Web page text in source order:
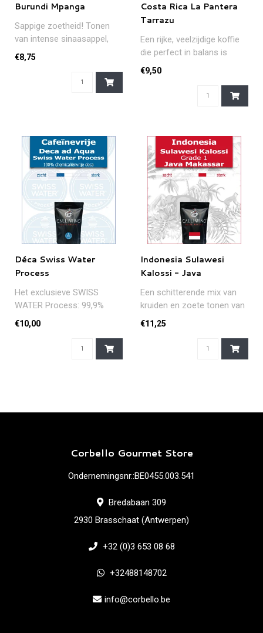
Burundi Mpanga
Sappige zoetheid! Tonen
van intense sinaasappel,
wat citroen en zoete tonen
van..
€8,75
Costa Rica La Pantera
Tarrazu
Een rijke, veelzijdige koffie
die perfect in balans is
dankzij een volle body, e..
€9,50
Déca Swiss Water
Process
Het exclusieve SWISS
WATER Process: 99,9%
cafeïnevrij dankzij water en
stoom....
€10,00
Indonesia Sulawesi
Kalossi - Java
Een schitterende mix van
kruiden en zoete tonen van
fruit en pure chocolade. ..
€11,25
Corbello Gourmet Store
Ondernemingsnr.:BE0455.003.541
Bredabaan 309
2930 Brasschaat (Antwerpen)
+32 (0)3 653 08 68
+32488148702
info@corbello.be